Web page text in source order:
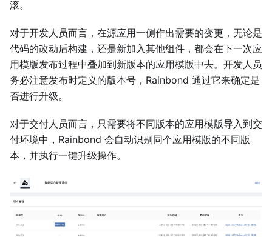
滚。
对于开发人员而言，在源应用一侧作出需要的变更，无论是
代码的改动后构建，还是新加入其他组件，都会在下一次应
用模版发布过程中叠加到新版本的应用模版中去。开发人员
务必注意发布时定义的版本号，Rainbond 通过它来确定是
否进行升级。
对于交付人员而言，只需要将不同版本的应用模版导入到交
付环境中，Rainbond 会自动识别同个应用模版的不同版
本，并执行一键升级操作。